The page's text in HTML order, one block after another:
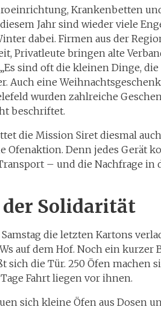
Krankenbetten
Jahr sind wieder viele
dabei. Firmen aus der
Privatleute bringen alte
sind oft die kleinen Dinge,
Auch eine
wurden zahlreiche
beschriftet.
die Mission Siret diesmal
Ofenaktion. Denn jedes Gerät
– und die Nachfrage in
der Solidarität
die letzten Kartons
auf dem Hof. Noch ein kurzer
sich die Tür. 250 Öfen machen
Fahrt liegen vor ihnen.
sich kleine Öfen aus Dosen